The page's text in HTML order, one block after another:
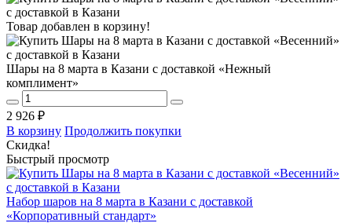
Товар добавлен в корзину!
Шары на 8 марта в Казани с доставкой «Нежный
комплимент»
2 926 ₽
В корзину Продолжить покупки
Скидка!
Быстрый просмотр
Набор шаров на 8 марта в Казани с доставкой
«Корпоративный стандарт»